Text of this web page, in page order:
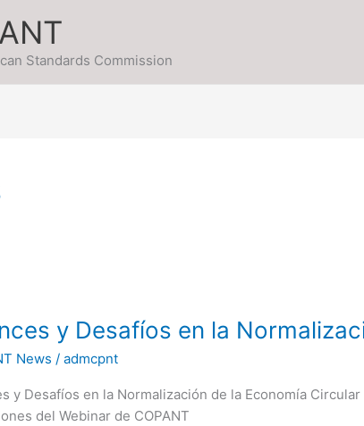
Standards Commission
y Desafíos en la
News /admcpnt
y Desafíos en la Normalización de la Economía Circular
del Webinar de COPANT